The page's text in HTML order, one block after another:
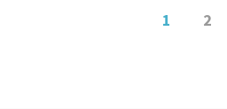
1 2